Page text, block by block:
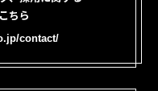
ちら
contact/